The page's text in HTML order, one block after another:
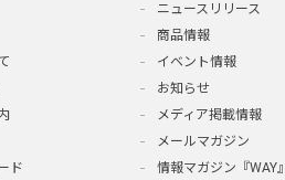
ド
ニュースリリース
商品情報
イベント情報
お知らせ
メディア掲載情報
メールマガジン
情報マガジン『WAY』